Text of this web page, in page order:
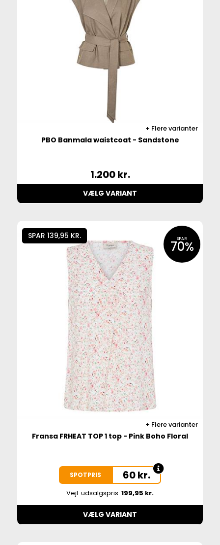
Flere varianter
PBO Banmala waistcoat - Sandstone
1.200kr.
VÆLG VARIANT
SPAR 139,95 KR. SPAR
70%
Flere varianter
Fransa FRHEAT TOP 1 top - Pink Boho Floral
SPOTPRIS 60kr.
Vejl. udsalgspris: 199,95 kr.
VÆLG VARIANT